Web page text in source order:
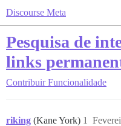
Discourse Meta
Pesquisa de
links
Contribuir Funcionalidade
riking (Kane York) 1